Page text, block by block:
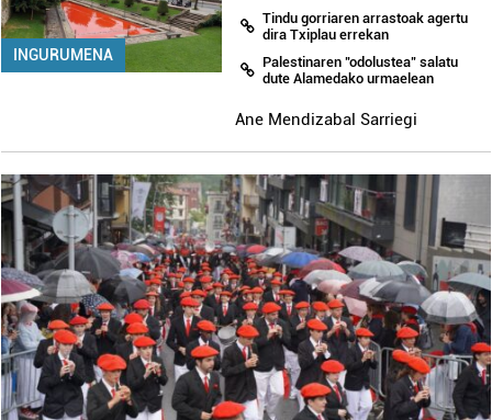
INGURUMENA
Tindu gorriaren arrastoak agertu
dira Txiplau errekan
Palestinaren "odolustea" salatu
dute Alamedako urmaelean
Ane Mendizabal Sarriegi